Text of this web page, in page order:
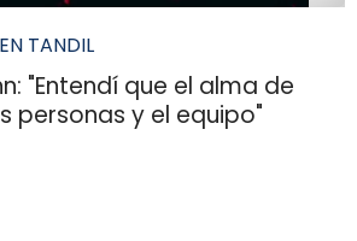
TANDIL
"Entendí que el alma de
personas y el equipo"